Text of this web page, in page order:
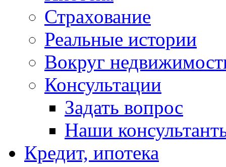
Страхование
Реальные истории
Вокруг
Консультации
Задать вопрос
Наши
Кредит, ипотека